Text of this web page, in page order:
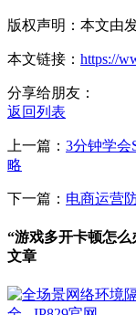
版权声明：本文由
本文链接： https://
分享给朋友：
返回列表
上一篇： 3分钟学会
略
下一篇： 电商运营
“游戏多开卡顿怎
文章